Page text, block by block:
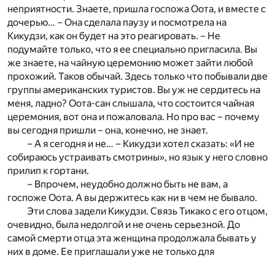
неприятности. Знаете, пришла госпожа Оота, и вместе с
дочерью… – Она сделала паузу и посмотрела на
Кикудзи, как он будет на это реагировать. – Не
подумайте только, что я ее специально пригласила. Вы
же знаете, на чайную церемонию может зайти любой
прохожий. Таков обычай. Здесь только что побывали две
группы американских туристов. Вы уж не сердитесь на
меня, ладно? Оота-сан слышала, что состоится чайная
церемония, вот она и пожаловала. Но про вас – почему
вы сегодня пришли – она, конечно, не знает.
– А я сегодня и не… – Кикудзи хотел сказать: «И не
собираюсь устраивать смотрины», но язык у него словно
прилип к гортани.
– Впрочем, неудобно должно быть не вам, а
госпоже Оота. А вы держитесь как ни в чем не бывало.
Эти слова задели Кикудзи. Связь Тикако с его отцом,
очевидно, была недолгой и не очень серьезной. До
самой смерти отца эта женщина продолжала бывать у
них в доме. Ее приглашали уже не только для